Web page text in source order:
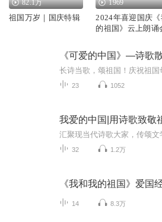
82.1万
祖国万岁｜国庆特辑
1969
2024年喜迎国庆
的祖国》云上朗诵
23 1052
我爱的中国|用诗歌致敬
32 1.2万
《我和我的祖国》爱国
14 8.3万